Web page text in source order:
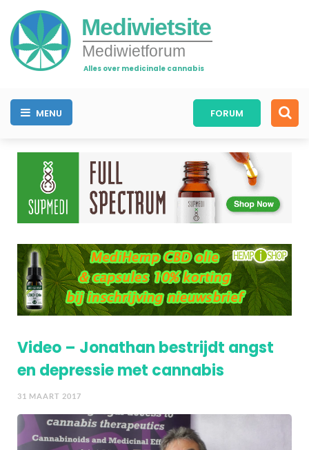
Mediwietsite
Mediwietforum
Alles over medicinale cannabis
MENU FORUM
Video – Jonathan bestrijdt angst
en depressie met cannabis
31 MAART 2017